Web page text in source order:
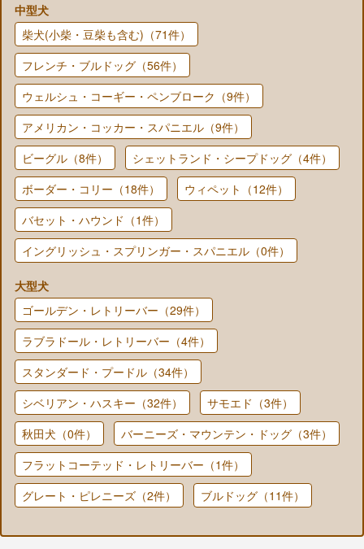
中型犬
柴犬(小柴・豆柴も含む)（71件）
フレンチ・ブルドッグ（56件）
ウェルシュ・コーギー・ペンブローク（9件）
アメリカン・コッカー・スパニエル（9件）
ビーグル（8件）
シェットランド・シープドッグ（4件）
ボーダー・コリー（18件）
ウィペット（12件）
バセット・ハウンド（1件）
イングリッシュ・スプリンガー・スパニエル（0件）
大型犬
ゴールデン・レトリーバー（29件）
ラブラドール・レトリーバー（4件）
スタンダード・プードル（34件）
シベリアン・ハスキー（32件）
サモエド（3件）
秋田犬（0件）
バーニーズ・マウンテン・ドッグ（3件）
フラットコーテッド・レトリーバー（1件）
グレート・ピレニーズ（2件）
ブルドッグ（11件）